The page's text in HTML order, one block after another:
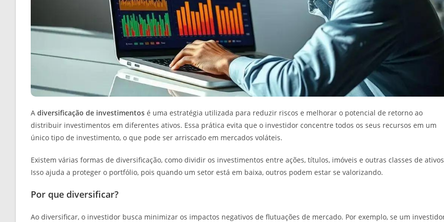
A diversificação de investimentos é uma estratégia utilizada para reduzir riscos e melhorar o potencial de retorno ao
distribuir investimentos em diferentes ativos. Essa prática evita que o investidor concentre todos os seus recursos em um
único tipo de investimento, o que pode ser arriscado em mercados voláteis.
Existem várias formas de diversificação, como dividir os investimentos entre ações, títulos, imóveis e outras classes de
Isso ajuda a proteger o portfólio, pois quando um setor está em baixa, outros podem estar se valorizando.
Por que diversificar?
Ao diversificar, o investidor busca minimizar os impactos negativos de flutuações de mercado. Por exemplo, se um